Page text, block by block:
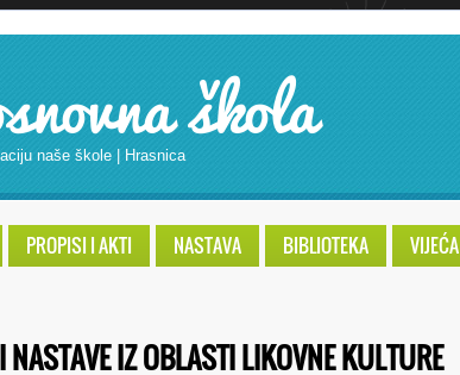
škola
naše škole | Hrasnica
PROPISI I AKTI NASTAVA BIBLIOTEKA VIJEĆA
IZ OBLASTI LIKOVNE KULTURE